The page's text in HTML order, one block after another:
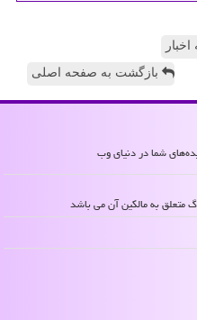
بازگشت به صفحه اصلی
شما در دنیای وب